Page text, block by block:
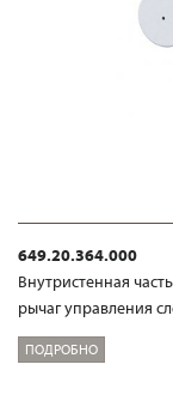
649.20.364.000
Внутристенная
рычаг управления
ПОДРОБНО